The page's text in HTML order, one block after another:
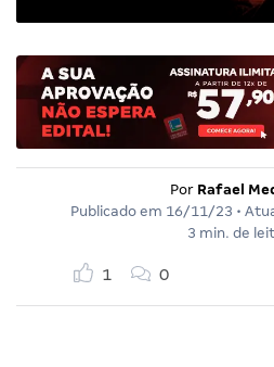
Por Rafael
Publicado em 16/11/23 •
3 min. de
1 0